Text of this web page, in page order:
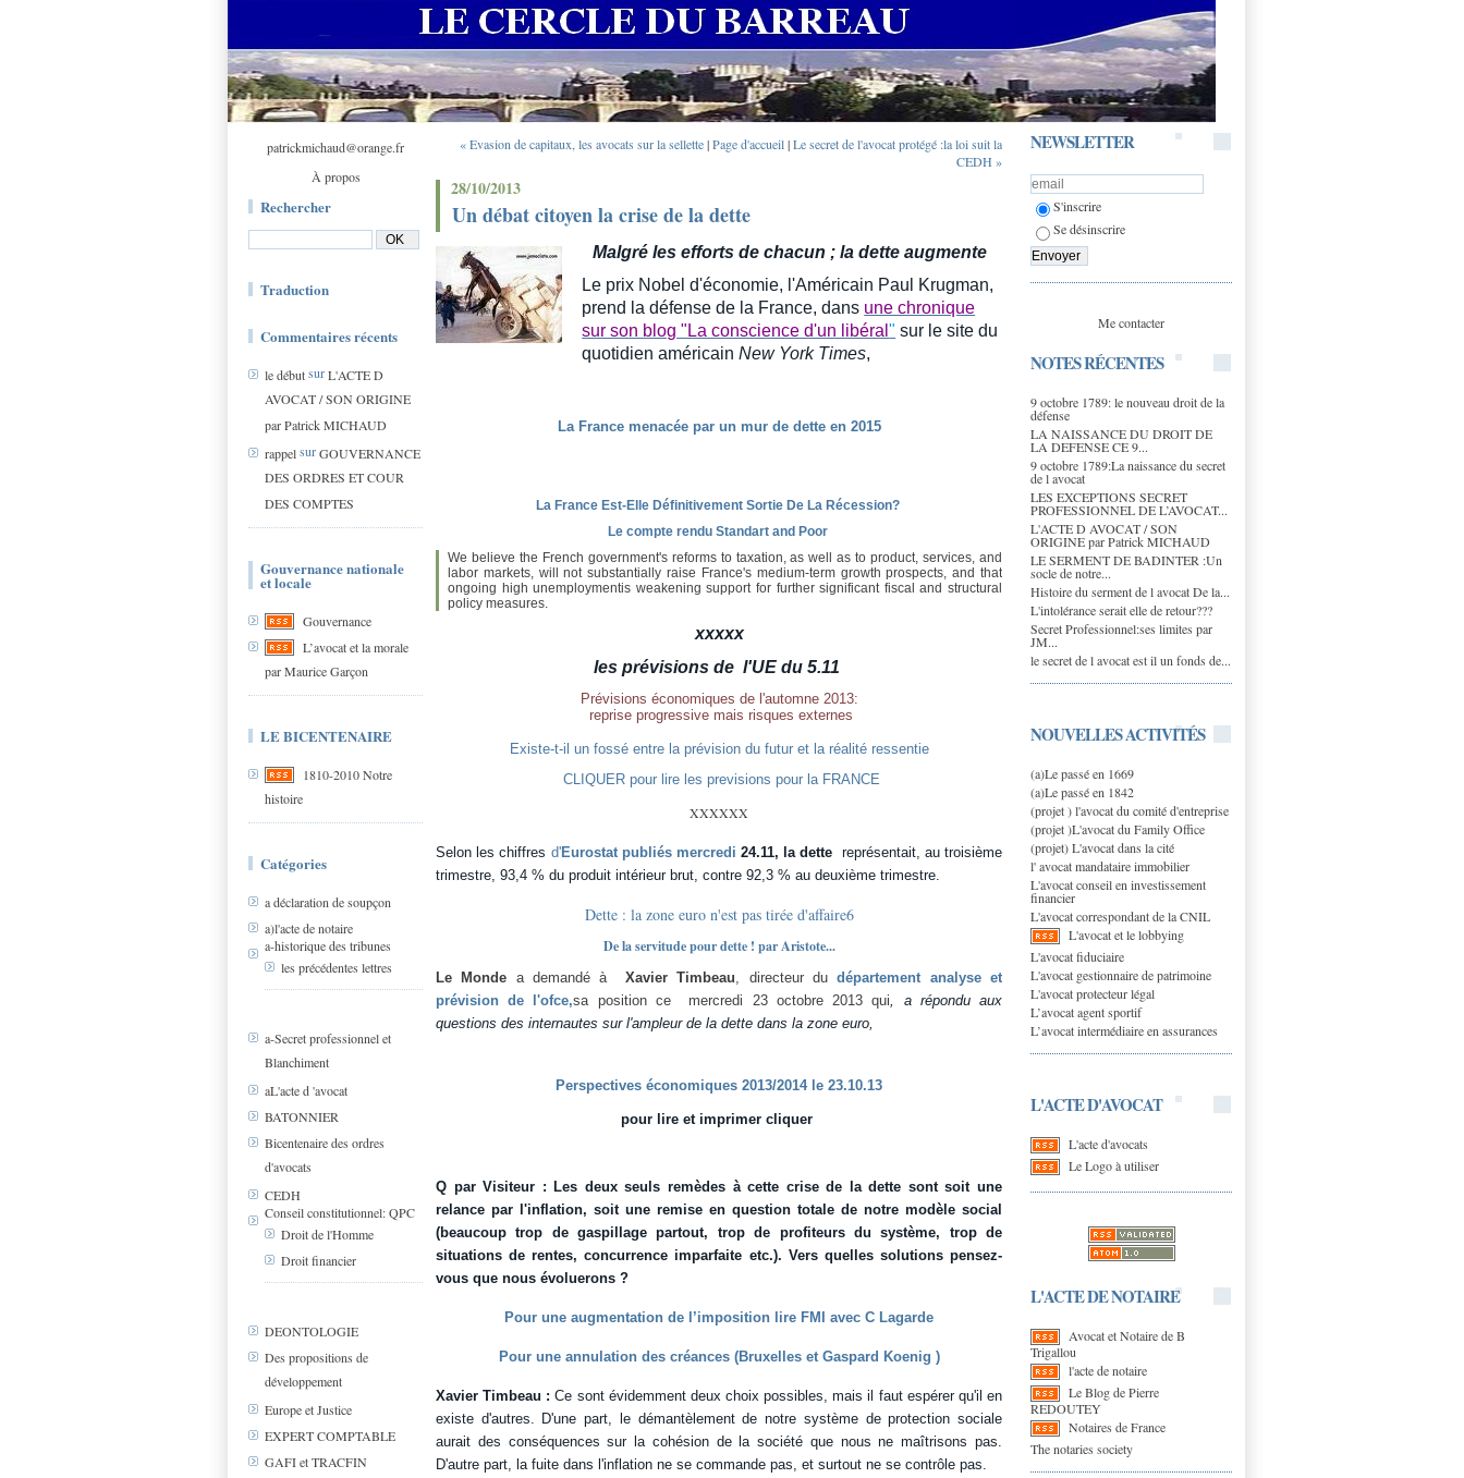
patrickmichaud@orange.fr
À propos
Rechercher
Traduction
Commentaires récents
le débutsurL'ACTE D
AVOCAT / SON ORIGINE
par Patrick MICHAUD
rappelsurGOUVERNANCE
DES ORDRES ET COUR
DES COMPTES
Gouvernance nationale
et locale
Gouvernance
L’avocat et la morale
par Maurice Garçon
LE BICENTENAIRE
1810-2010 Notre
histoire
Catégories
a déclaration de soupçon
a)l'acte de notaire
a-historique des tribunes
les précédentes lettres
a-Secret professionnel et
Blanchiment
aL'acte d 'avocat
BATONNIER
Bicentenaire des ordres
d'avocats
CEDH
Conseil constitutionnel: QPC
Droit de l'Homme
Droit financier
DEONTOLOGIE
Des propositions de
développement
Europe et Justice
EXPERT COMPTABLE
GAFI et TRACFIN
NEWSLETTER
S'inscrire
Se désinscrire
Me contacter
NOTES RÉCENTES
9 octobre 1789: le nouveau droit de la
défense
LA NAISSANCE DU DROIT DE
LA DEFENSE CE 9...
9 octobre 1789:La naissance du secret
de l avocat
LES EXCEPTIONS SECRET
PROFESSIONNEL DE L’AVOCAT...
L'ACTE D AVOCAT / SON
ORIGINE par Patrick MICHAUD
LE SERMENT DE BADINTER :Un
socle de notre...
Histoire du serment de l avocat De la...
L'intolérance serait elle de retour???
Secret Professionnel:ses limites par
JM...
le secret de l avocat est il un fonds de...
NOUVELLES ACTIVITÉS
(a)Le passé en 1669
(a)Le passé en 1842
(projet ) l'avocat du comité d'entreprise
(projet )L'avocat du Family Office
(projet) L'avocat dans la cité
l' avocat mandataire immobilier
L'avocat conseil en investissement
financier
L'avocat correspondant de la CNIL
L'avocat et le lobbying
L'avocat fiduciaire
L'avocat gestionnaire de patrimoine
L'avocat protecteur légal
L’avocat agent sportif
L’avocat intermédiaire en assurances
L'ACTE D'AVOCAT
L'acte d'avocats
Le Logo à utiliser
L'ACTE DE NOTAIRE
Avocat et Notaire de B
Trigallou
l'acte de notaire
Le Blog de Pierre
REDOUTEY
Notaires de France
The notaries society
« Evasion de capitaux, les avocats sur la sellette|Page d'accueil|Le secret de l'avocat protégé :la loi suit la
CEDH »
28/10/2013
Un débat citoyen la crise de la dette
Malgré les efforts de chacun ; la dette augmente
Le prix Nobel d'économie, l'Américain Paul Krugman,
prend la défense de la France, dans une chronique
sur son blog "La conscience d'un libéral" sur le site du
quotidien américain New York Times,
La France menacée par un mur de dette en 2015
La France Est-Elle Définitivement Sortie De La Récession?
Le compte rendu Standart and Poor
We believe the French government's reforms to taxation, as well as to product, services, and
labor markets, will not substantially raise France's medium-term growth prospects, and that
ongoing high unemploymentis weakening support for further significant fiscal and structural
policy measures.
xxxxx
les prévisions de l'UE du 5.11
Prévisions économiques de l'automne 2013:
reprise progressive mais risques externes
Existe-t-il un fossé entre la prévision du futur et la réalité ressentie
CLIQUER pour lire les previsions pour la FRANCE
XXXXXX
Selon les chiffres d'Eurostat publiés mercredi 24.11, la dette représentait, au troisième
trimestre, 93,4 % du produit intérieur brut, contre 92,3 % au deuxième trimestre.
Dette : la zone euro n'est pas tirée d'affaire6
De la servitude pour dette ! par Aristote...
Le Monde a demandé àXavier Timbeau, directeur dudépartement analyse et
prévision de l'ofce,sa position ce mercredi 23 octobre 2013 qui, a répondu aux
questions des internautes sur l'ampleur de la dette dans la zone euro,
Perspectives économiques 2013/2014 le 23.10.13
pour lire et imprimer cliquer
Q par Visiteur : Les deux seuls remèdes à cette crise de la dette sont soit une
relance par l'inflation, soit une remise en question totale de notre modèle social
(beaucoup trop de gaspillage partout, trop de profiteurs du système, trop de
situations de rentes, concurrence imparfaite etc.). Vers quelles solutions pensez-
vous que nous évoluerons ?
Pour une augmentation de l’imposition lire FMI avec C Lagarde
Pour une annulation des créances (Bruxelles et Gaspard Koenig )
Xavier Timbeau : Ce sont évidemment deux choix possibles, mais il faut espérer qu'il en
existe d'autres. D'une part, le démantèlement de notre système de protection sociale
aurait des conséquences sur la cohésion de la société que nous ne maîtrisons pas.
D'autre part, la fuite dans l'inflation ne se commande pas, et surtout ne se contrôle pas.